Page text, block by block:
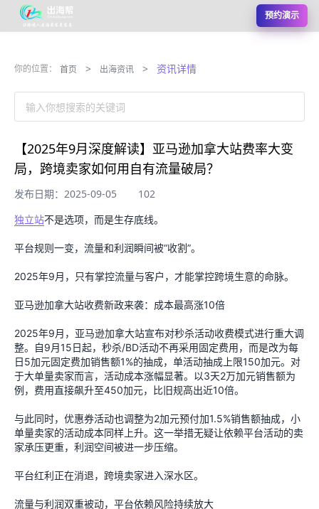
预约演示
你的位置： 首页 > 出海资讯 > 资讯详情
输入你想搜索的关键词
【2025年9月深度解读】亚马逊加拿大站费率大变
局，跨境卖家如何用自有流量破局？
发布日期：2025-09-05 102
独立站不是选项，而是生存底线。
平台规则一变，流量和利润瞬间被“收割”。
2025年9月，只有掌控流量与客户，才能掌控跨境生意的命脉。
亚马逊加拿大站收费新政来袭：成本最高涨10倍
2025年9月，亚马逊加拿大站宣布对秒杀活动收费模式进行重大调
整。自9月15日起，秒杀/BD活动不再采用固定费用，而是改为每
日5加元固定费加销售额1%的抽成，单活动抽成上限150加元。对
于大单量卖家而言，活动成本涨幅显著。以3天2万加元销售额为
例，费用直接飙升至450加元，比旧规高出近10倍。
与此同时，优惠券活动也调整为2加元预付加1.5%销售额抽成，小
单量卖家的活动成本同样上升。这一举措无疑让依赖平台活动的卖
家承压更重，利润空间被进一步压缩。
平台红利正在消退，跨境卖家进入深水区。
流量与利润双重被动，平台依赖风险持续放大